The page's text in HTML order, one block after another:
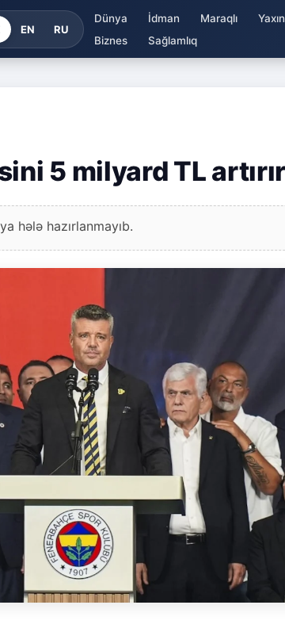
EN RU
Dünya İdman Maraqlı
Biznes
Sağlamlıq
5 milyard TL artırır
hələ hazırlanmayıb.